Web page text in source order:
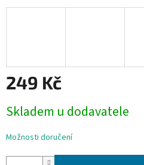
249 Kč
cena:
Skladem u dodavatele
Možnosti doručení